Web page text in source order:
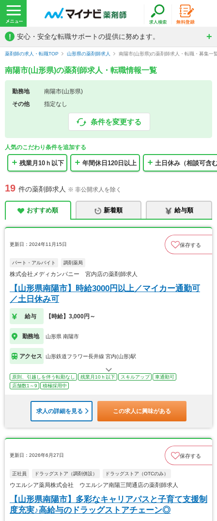
! 安心・安全な転職サポートの提供に努めます。
薬剤師の求人・転職TOP 山形県の薬剤師求人 南陽市(山形県)の薬剤師求人・転職・募集一
南陽市(山形県)の薬剤師求人・転職情報一覧
勤務地
南陽市(山形県)
その他
指定なし
条件を変更する
人気のこだわり条件を追加する
残業月10ｈ以下 年間休日120日以上 土日休み（相談可含
19 件の薬剤師求人 ※ 非公開求人を除く
おすすめ順 新着順 給与順
更新日：2024年11月15日 保存する
パート・アルバイト 調剤薬局
株式会社メディカンパニー 宮内店の薬剤師求人
【山形県南陽市】時給3000円以上／マイカー通勤可
／土日休み可
給与 【時給】3,000円～
勤務地 山形県 南陽市
アクセス 山形鉄道フラワー長井線 宮内(山形)駅
原則、引越しを伴う転勤なし 残業月10ｈ以下 スキルアップ
車通勤可
店舗数1～9
積極採用中
求人の詳細を見る この求人に興味がある
更新日：2026年6月27日 保存する
正社員 ドラッグストア（調剤併設） ドラッグストア（OTCのみ）
ウエルシア薬局株式会社 ウエルシア南陽三間通店の薬剤師求人
【山形県南陽市】多彩なキャリアパスと子育て支援制
度充実♪高給与のドラッグストアチェーン◎